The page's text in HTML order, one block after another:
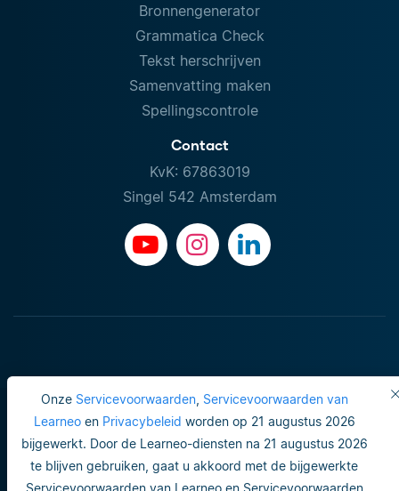
Onze Servicevoorwaarden, Servicevoorwaarden van
Learneoen Privacybeleid worden op 21 augustus 2026
bijgewerkt. Door de Learneo-diensten na 21 augustus 2026
te blijven gebruiken, gaat u akkoord met de bijgewerkte
Servicevoorwaarden van Learneo en Servicevoorwaarden
Bronnengenerator
Grammatica Check
Tekst herschrijven
Samenvatting maken
Spellingscontrole
Contact
KvK: 67863019
Singel 542 Amsterdam
Gebruiksvoorwaarden